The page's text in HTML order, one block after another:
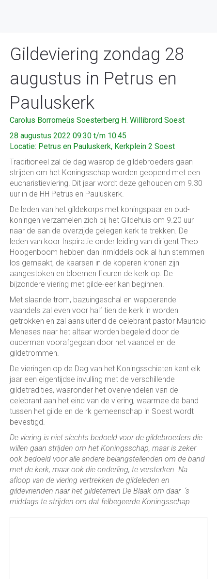
Gildeviering zondag 28
augustus in Petrus en
Pauluskerk
Carolus Borromeüs Soesterberg H. Willibrord Soest
28 augustus 2022 09:30 t/m 10:45
Locatie: Petrus en Pauluskerk, Kerkplein 2 Soest
Traditioneel zal de dag waarop de gildebroeders gaan
strijden om het Koningsschap worden geopend met een
eucharistieviering. Dit jaar wordt deze gehouden om 9.30
uur in de HH Petrus en Pauluskerk.
De leden van het gildekorps met koningspaar en oud-
koningen verzamelen zich bij het Gildehuis om 9.20 uur
naar de aan de overzijde gelegen kerk te trekken. De
leden van koor Inspiratie onder leiding van dirigent Theo
Hoogenboom hebben dan inmiddels ook al hun stemmen
los gemaakt, de kaarsen in de koperen kronen zijn
aangestoken en bloemen fleuren de kerk op. De
bijzondere viering met gilde-eer kan beginnen.
Met slaande trom, bazuingeschal en wapperende
vaandels zal even voor half tien de kerk in worden
getrokken en zal aansluitend de celebrant pastor Mauricio
Meneses naar het altaar worden begeleid door de
ouderman voorafgegaan door het vaandel en de
gildetrommen.
De vieringen op de Dag van het Koningsschieten kent elk
jaar een eigentijdse invulling met de verschillende
gildetradities, waaronder het overvendelen van de
celebrant aan het eind van de viering, waarmee de band
tussen het gilde en de rk gemeenschap in Soest wordt
bevestigd.
De viering is niet slechts bedoeld voor de gildebroeders die
willen gaan strijden om het Koningsschap, maar is zeker
ook bedoeld voor alle andere belangstellenden om de band
met de kerk, maar ook die onderling, te versterken. Na
afloop van de viering vertrekken de gildeleden en
gildevrienden naar het gildeterrein De Blaak om daar ‘s
middags te strijden om dat felbegeerde Koningsschap.